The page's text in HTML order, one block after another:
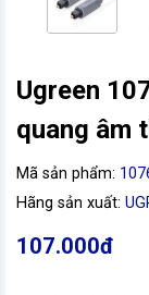
Ugreen
quang âm
Mã sản phẩm:
Hãng sản xuất:
107.000đ